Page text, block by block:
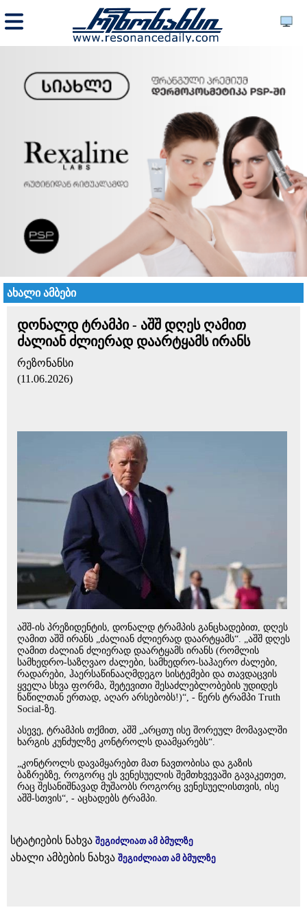
ახალი ამბები
დონალდ ტრამპი - აშშ დღეს ღამით
ძალიან ძლიერად დაარტყამს ირანს
რეზონანსი
(11.06.2026)
აშშ-ის პრეზიდენტის, დონალდ ტრამპის განცხადებით, დღეს
ღამით აშშ ირანს „ძალიან ძლიერად დაარტყამს“. „აშშ დღეს
ღამით ძალიან ძლიერად დაარტყამს ირანს (რომლის
სამხედრო-საზღვაო ძალები, სამხედრო-საჰაერო ძალები,
რადარები, ჰაერსაწინააღმდეგო სისტემები და თავდაცვის
ყველა სხვა ფორმა, შეტევითი შესაძლებლობების უდიდეს
ნაწილთან ერთად, აღარ არსებობს!)“, - წერს ტრამპი Truth
Social-ზე.
ასევე, ტრამპის თქმით, აშშ „არცთუ ისე შორეულ მომავალში
ხარგის კუნძულზე კონტროლს დაამყარებს“.
„კონტროლს დავამყარებთ მათ ნავთობისა და გაზის
ბაზრებზე, როგორც ეს ვენესუელის შემთხვევაში გავაკეთეთ,
რაც შესანიშნავად მუშაობს როგორც ვენესუელისთვის, ისე
აშშ-სთვის“, - აცხადებს ტრამპი.
სტატიების ნახვა შეგიძლიათ ამ ბმულზე
ახალი ამბების ნახვა შეგიძლიათ ამ ბმულზე